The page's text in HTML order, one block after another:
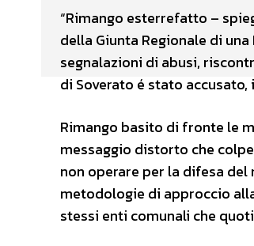
“Rimango esterrefatto –
della Giunta Regionale di
segnalazioni di abusi,
di Soverato é stato
Rimango basito di fronte le
messaggio distorto che
non operare per la difesa
metodologie di approccio
stessi enti comunali che